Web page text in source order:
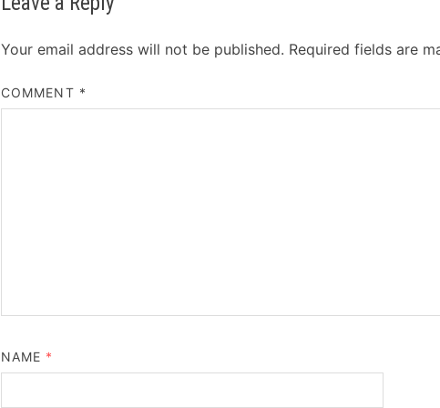
Your email address will not be published. Required fields are
COMMENT *
NAME *